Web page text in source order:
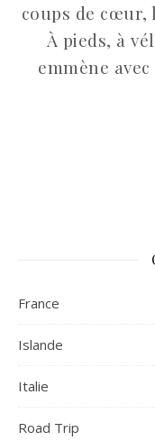
coups de cœur,
À pieds, à
emmène
France
Islande
Italie
Road Trip